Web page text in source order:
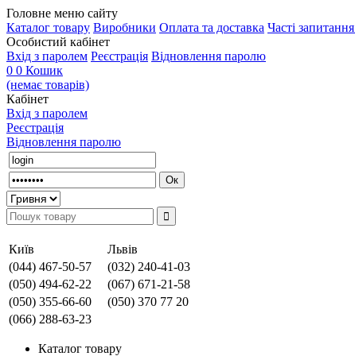
Головне меню сайту
Каталог товару Виробники Оплата та доставка Часті запитання
Особистий кабінет
Вхід з паролем Реєстрація Відновлення паролю
0 0 Кошик
(немає товарів)
Кабінет
Вхід з паролем
Реєстрація
Відновлення паролю
Київ
Львів
(044) 467-50-57
(032) 240-41-03
(050) 494-62-22
(067) 671-21-58
(050) 355-66-60
(050) 370 77 20
(066) 288-63-23
Каталог товару